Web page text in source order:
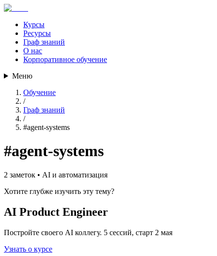
Курсы
Ресурсы
Граф знаний
О нас
Корпоративное обучение
Меню
Обучение
/
Граф знаний
/
#agent-systems
#agent-systems
2 заметок • AI и автоматизация
Хотите глубже изучить эту тему?
AI Product Engineer
Постройте своего AI коллегу. 5 сессий, старт 2 мая
Узнать о курсе